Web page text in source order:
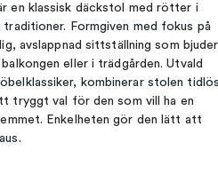
en klassisk däckstol med rötter i
traditioner. Formgiven med fokus på
avslappnad sittställning som bjuder
eller i trädgården. Utvald
kombinerar stolen
tryggt val för den som vill ha en
Enkelheten gör den lätt att